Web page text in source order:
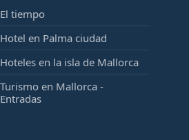
El tiempo
Hotel en Palma ciudad
Hoteles en la isla de Mallorca
Turismo en Mallorca -
Entradas